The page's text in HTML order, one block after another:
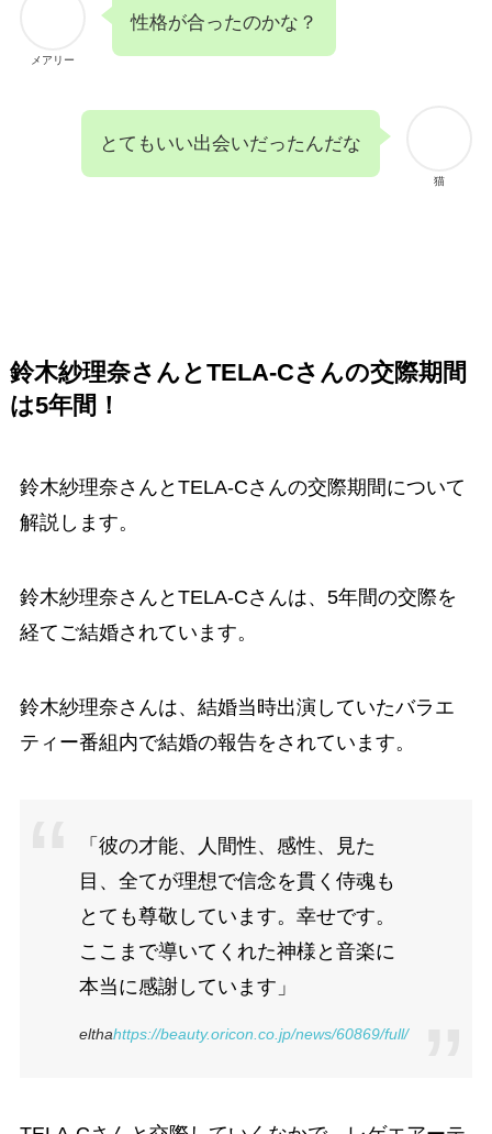
メアリー
性格が合ったのかな？
猫
とてもいい出会いだったんだな
鈴木紗理奈さんとTELA-Cさんの交際期間
は5年間！
鈴木紗理奈さんとTELA-Cさんの交際期間について
解説します。
鈴木紗理奈さんとTELA-Cさんは、5年間の交際を
経てご結婚されています。
鈴木紗理奈さんは、結婚当時出演していたバラエ
ティー番組内で結婚の報告をされています。
「彼の才能、人間性、感性、見た
目、全てが理想で信念を貫く侍魂も
とても尊敬しています。幸せです。
ここまで導いてくれた神様と音楽に
本当に感謝しています」
elthahttps://beauty.oricon.co.jp/news/60869/full/